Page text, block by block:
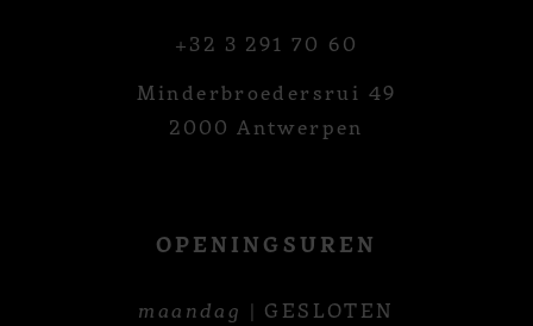
+32 3 291 70 60
Minderbroedersrui 49
2000 Antwerpen
OPENINGSUREN
maandag | GESLOTEN